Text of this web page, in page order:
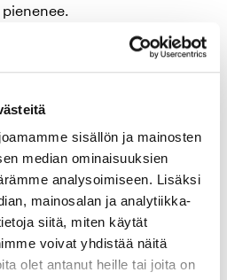
sisällön ja mainosten
median ominaisuuksien
analysoimiseen. Lisäksi
mainosalan ja analytiikka-
siitä, miten käytät
voivat yhdistää näitä
olet antanut heille tai joita on
(Paulig)
jokainen
omaa hävikkiään ja
(Ruukku)
voisi vähentää hävikkiä – eli
Dabi ja hävikkivälkky
katso videolta!